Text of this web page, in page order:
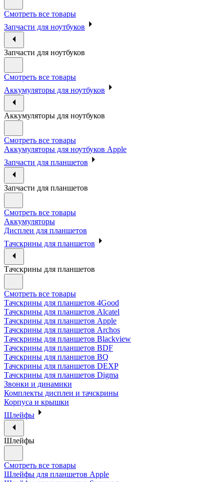
Смотреть все товары
Запчасти для ноутбуков
Запчасти для ноутбуков
Смотреть все товары
Аккумуляторы для ноутбуков
Аккумуляторы для ноутбуков
Смотреть все товары
Аккумуляторы для ноутбуков Apple
Запчасти для планшетов
Запчасти для планшетов
Смотреть все товары
Аккумуляторы
Дисплеи для планшетов
Тачскрины для планшетов
Тачскрины для планшетов
Смотреть все товары
Тачскрины для планшетов 4Good
Тачскрины для планшетов Alcatel
Тачскрины для планшетов Apple
Тачскрины для планшетов Archos
Тачскрины для планшетов Blackview
Тачскрины для планшетов BDF
Тачскрины для планшетов BQ
Тачскрины для планшетов DEXP
Тачскрины для планшетов Digma
Звонки и динамики
Комплекты дисплеи и тачскрины
Корпуса и крышки
Шлейфы
Шлейфы
Смотреть все товары
Шлейфы для планшетов Apple